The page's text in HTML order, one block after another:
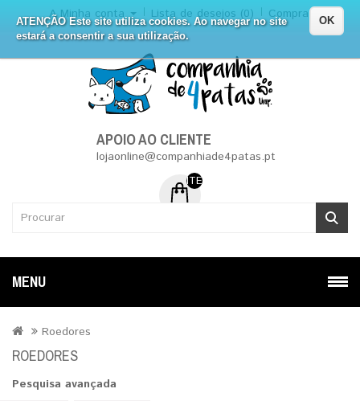
ATENÇÃO Este site utiliza cookies. Ao navegar no site
estará a consentir a sua utilização.
OK
A Minha conta Lista de desejos (0) Compra
APOIO AO CLIENTE
lojaonline@companhiade4patas.pt
ITEM (NS) DE 0 - 0.00€
MENU
Roedores
ROEDORES
Pesquisa avançada